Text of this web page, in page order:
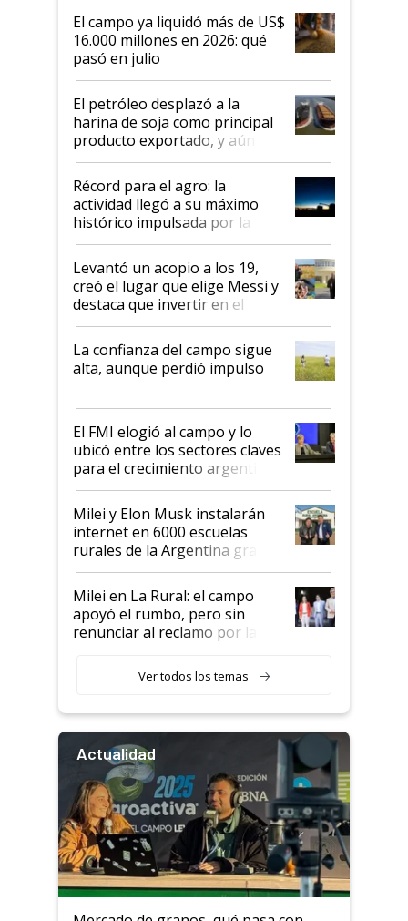
El campo ya liquidó más de US$
16.000 millones en 2026: qué
pasó en julio
El petróleo desplazó a la
harina de soja como principal
producto exportado, y aún así
el agro aportó casi seis de cada
diez dólares y sostuvo el
liderazgo en un semestre
récord
Récord para el agro: la
actividad llegó a su máximo
histórico impulsada por la
cosecha y las exportaciones
Levantó un acopio a los 19,
creó el lugar que elige Messi y
destaca que invertir en el
kirchnerismo era como "darle
plata a un hijo para droga":
Juan Félix Rossetti, el libertario
que de una dura crisis salió
de Milei
La confianza del campo sigue
alta, aunque perdió impulso
El FMI elogió al campo y lo
ubicó entre los sectores claves
para el crecimiento argentino
Milei y Elon Musk instalarán
internet en 6000 escuelas
rurales de la Argentina gracias
a un acuerdo con Starlink
Milei en La Rural: el campo
apoyó el rumbo, pero sin
renunciar al reclamo por las
Ver todos los temas
Actualidad